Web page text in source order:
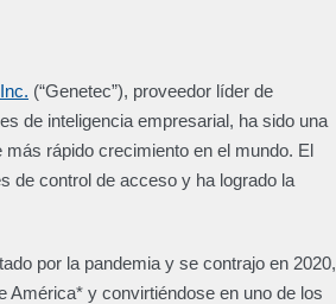
(“Genetec”), proveedor líder de
de inteligencia empresarial, ha sido una
rápido crecimiento en el mundo. El
de control de acceso y ha logrado la
por la pandemia y se contrajo en 2020,
América* y convirtiéndose en uno de los